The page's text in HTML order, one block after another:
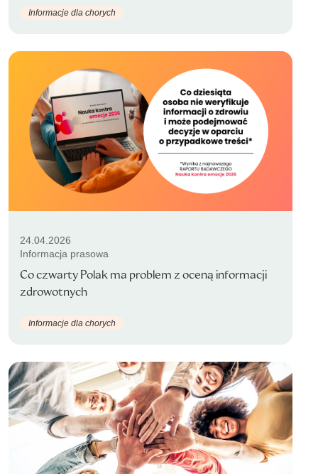
Informacje dla chorych
24.04.2026
Informacja prasowa
Co czwarty Polak ma problem z oceną informacji
zdrowotnych
Informacje dla chorych